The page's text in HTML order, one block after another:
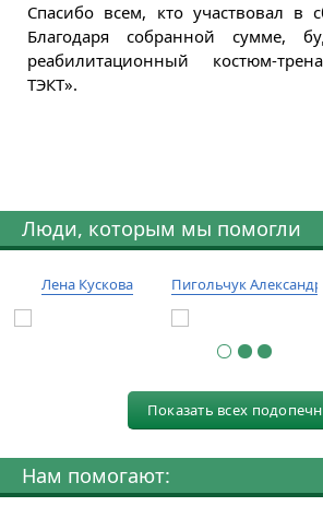
Спасибо всем, кто участвовал в
Благодаря собранной сумме,
реабилитационный костюм-
ТЭКТ».
Люди, которым мы помогли
Лена Кускова Пигольчук Александр
Показать всех
Нам помогают: